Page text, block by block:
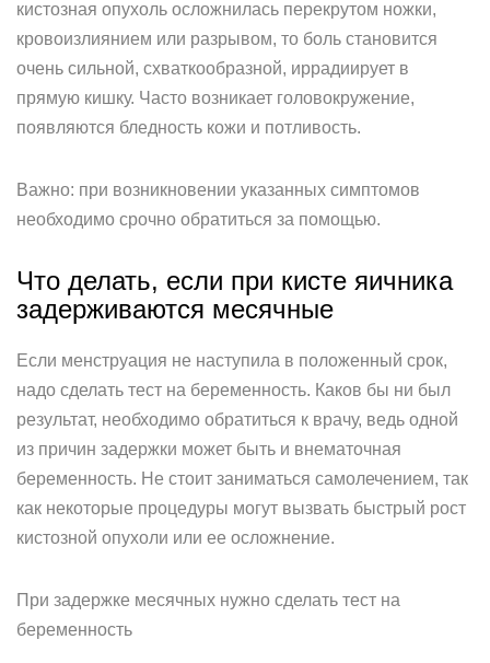
кистозная опухоль осложнилась перекрутом ножки,
кровоизлиянием или разрывом, то боль становится
очень сильной, схваткообразной, иррадиирует в
прямую кишку. Часто возникает головокружение,
появляются бледность кожи и потливость.
Важно: при возникновении указанных симптомов
необходимо срочно обратиться за помощью.
Что делать, если при кисте яичника
задерживаются месячные
Если менструация не наступила в положенный срок,
надо сделать тест на беременность. Каков бы ни был
результат, необходимо обратиться к врачу, ведь одной
из причин задержки может быть и внематочная
беременность. Не стоит заниматься самолечением, так
как некоторые процедуры могут вызвать быстрый рост
кистозной опухоли или ее осложнение.
При задержке месячных нужно сделать тест на
беременность